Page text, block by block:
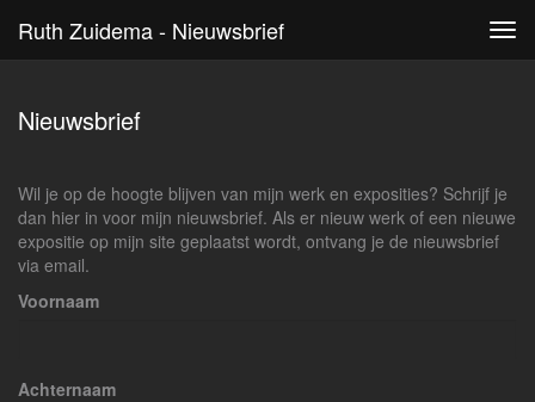
Ruth Zuidema - Nieuwsbrief
Nieuwsbrief
Wil je op de hoogte blijven van mijn werk en exposities? Schrijf je
dan hier in voor mijn nieuwsbrief. Als er nieuw werk of een nieuwe
expositie op mijn site geplaatst wordt, ontvang je de nieuwsbrief
via email.
Voornaam
Achternaam